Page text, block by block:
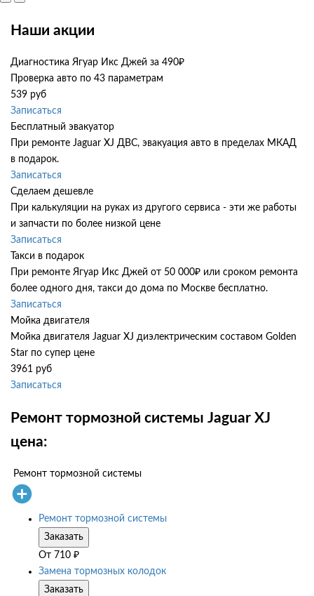
Наши акции
Диагностика Ягуар Икс Джей за 490₽
Проверка авто по 43 параметрам
539 руб
Записаться
Бесплатный эвакуатор
При ремонте Jaguar XJ ДВС, эвакуация авто в пределах МКАД
в подарок.
Записаться
Сделаем дешевле
При калькуляции на руках из другого сервиса - эти же работы
и запчасти по более низкой цене
Записаться
Такси в подарок
При ремонте Ягуар Икс Джей от 50 000₽ или сроком ремонта
более одного дня, такси до дома по Москве бесплатно.
Записаться
Мойка двигателя
Мойка двигателя Jaguar XJ диэлектрическим составом Golden
Star по супер цене
3961 руб
Записаться
Ремонт тормозной системы Jaguar XJ
цена:
Ремонт тормозной системы
Ремонт тормозной системы
Заказать
От 710 ₽
Замена тормозных колодок
Заказать